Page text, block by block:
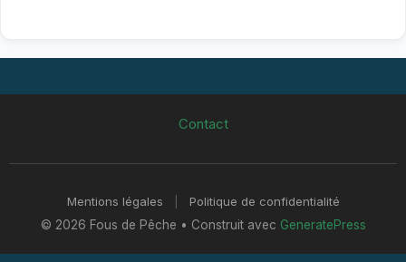
Contact
Mentions légales
Politique de confidentialité
© 2026 Fous de Pêche • Construit avec GeneratePress